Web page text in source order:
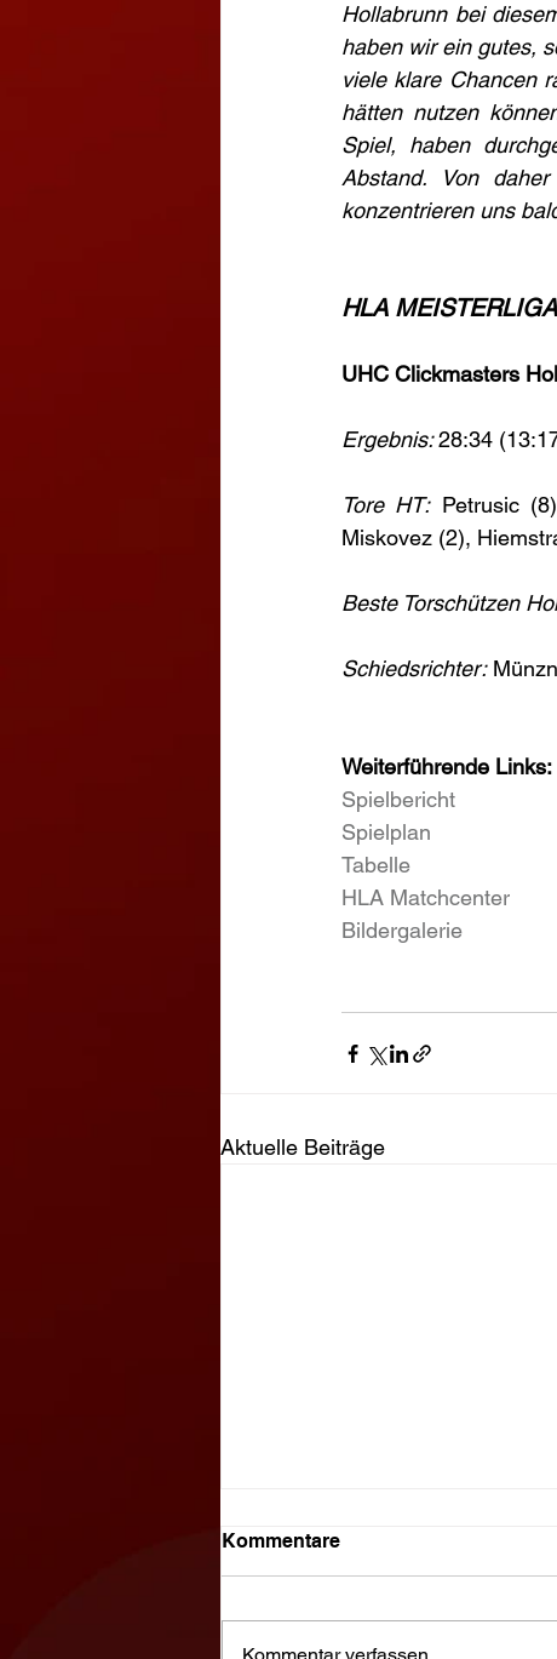
Hollabrunn bei
haben wir ein gutes,
viele klare Chancen
hätten nutzen
Spiel, haben
Abstand. Von
konzentrieren uns
HLA
UHC Clickmasters
Ergebnis: 28:34
Tore HT: Petrusic
Miskovez (2),
Beste Torschützen
Schiedsrichter:
Weiterführende Links:
Spielbericht
Spielplan
Tabelle
HLA Matchcenter
Bildergalerie
Aktuelle Beiträge
Kommentare
Kommentar verfassen...